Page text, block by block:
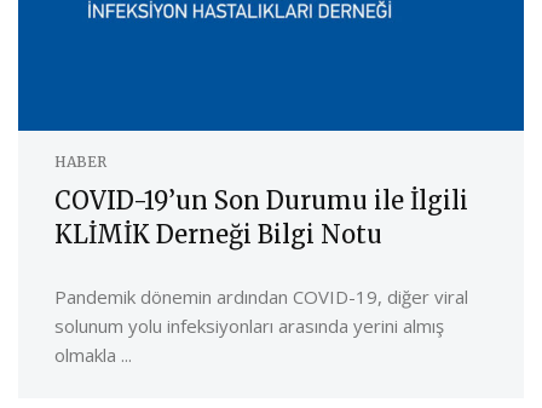
HABER
COVID-19’un Son Durumu ile İlgili
KLİMİK Derneği Bilgi Notu
Pandemik dönemin ardından COVID-19, diğer viral
solunum yolu infeksiyonları arasında yerini almış
olmakla ...